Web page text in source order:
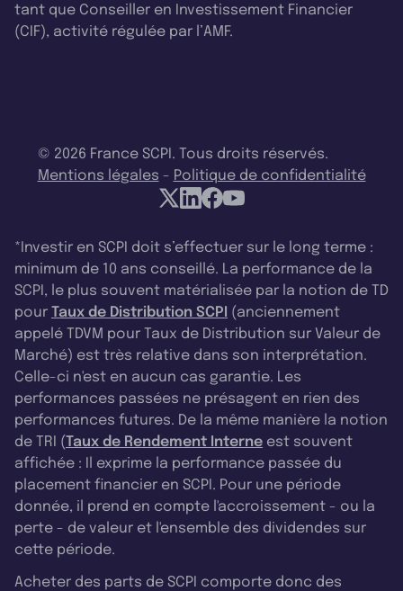
tant que Conseiller en Investissement Financier
(CIF), activité régulée par l’AMF.
© 2026 France SCPI. Tous droits réservés.
Mentions légales - Politique de confidentialité
*Investir en SCPI doit s’effectuer sur le long terme :
minimum de 10 ans conseillé. La performance de la
SCPI, le plus souvent matérialisée par la notion de TD
pour Taux de Distribution SCPI (anciennement
appelé TDVM pour Taux de Distribution sur Valeur de
Marché) est très relative dans son interprétation.
Celle-ci n'est en aucun cas garantie. Les
performances passées ne présagent en rien des
performances futures. De la même manière la notion
de TRI (Taux de Rendement Interne est souvent
affichée : Il exprime la performance passée du
placement financier en SCPI. Pour une période
donnée, il prend en compte l'accroissement - ou la
perte - de valeur et l'ensemble des dividendes sur
cette période.
Acheter des parts de SCPI comporte donc des